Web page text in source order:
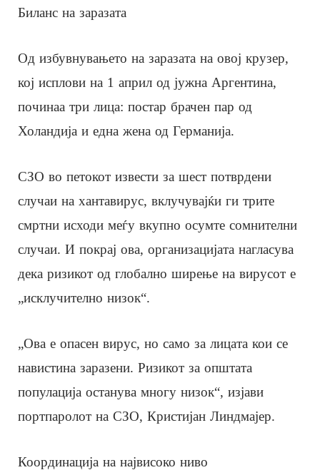
Биланс на заразата
Од избувнувањето на заразата на овој крузер,
кој исплови на 1 април од јужна Аргентина,
починаа три лица: постар брачен пар од
Холандија и една жена од Германија.
СЗО во петокот извести за шест потврдени
случаи на хантавирус, вклучувајќи ги трите
смртни исходи меѓу вкупно осумте сомнителни
случаи. И покрај ова, организацијата нагласува
дека ризикот од глобално ширење на вирусот е
„исклучително низок“.
„Ова е опасен вирус, но само за лицата кои се
навистина заразени. Ризикот за општата
популација останува многу низок“, изјави
портпаролот на СЗО, Кристијан Линдмајер.
Координација на највисоко ниво